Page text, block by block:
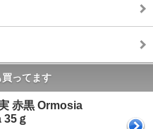
ってます
赤黒 Ormosia
ｇ